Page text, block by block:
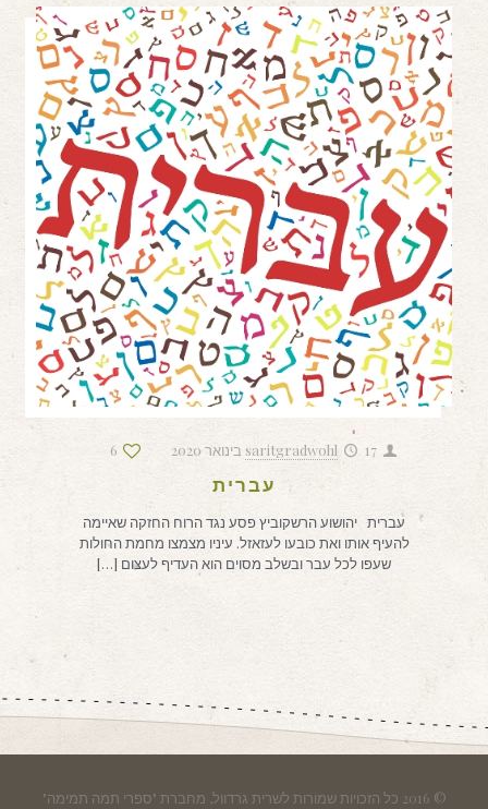
saritgradwohl 17 בינואר 2020 6
עברית
עברית יהושוע הרשקוביץ פסע נגד הרוח החזקה שאיימה
להעיף אותו ואת כובעו לעזאזל. עיניו מצמצו מחמת החולות
שעפו לכל עבר ובשלב מסוים הוא העדיף לעצום […]
© 2016 כל הזכויות שמורות לשרית גרדוול, מחברת "ספרי תמה תמימה"